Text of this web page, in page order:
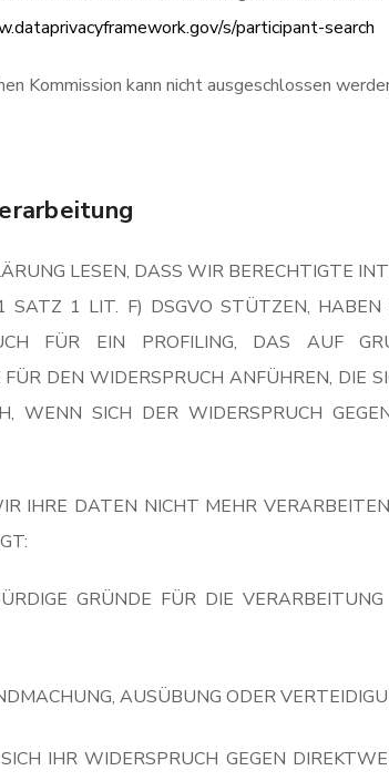
s/participant-search
Kommission kann nicht ausgeschlossen
LESEN, DASS WIR BERECHTIGTE
1 LIT. F) DSGVO STÜTZEN,
FÜR EIN PROFILING, DAS AUF
DEN WIDERSPRUCH ANFÜHREN, DIE
WENN SICH DER WIDERSPRUCH
IHRE DATEN NICHT MEHR
GRÜNDE FÜR DIE
AUSÜBUNG ODER
IHR WIDERSPRUCH GEGEN